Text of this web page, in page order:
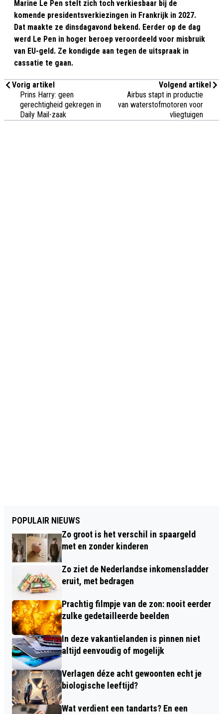
Marine Le Pen stelt zich toch verkiesbaar bij de
komende presidentsverkiezingen in Frankrijk in 2027.
Dat maakte ze dinsdagavond bekend. Eerder op de dag
werd Le Pen in hoger beroep veroordeeld voor misbruik
van EU-geld. Ze kondigde aan tegen de uitspraak in
cassatie te gaan.
Vorig artikel
Prins Harry: geen
gerechtigheid gekregen in
Daily Mail-zaak
Volgend artikel
Airbus stapt in productie
van waterstofmotoren voor
vliegtuigen
POPULAIR NIEUWS
Zo groot is het verschil in spaargeld
met en zonder kinderen
Zo ziet de Nederlandse inkomensladder
eruit, met bedragen
Prachtig filmpje van de zon: nooit eerder
zulke gedetailleerde beelden
In deze vakantielanden is pinnen niet
altijd eenvoudig of mogelijk
Verlagen déze acht gewoonten echt je
biologische leeftijd?
Wat verdient een tandarts? En een